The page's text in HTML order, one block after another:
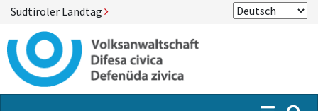
Südtiroler Landtag